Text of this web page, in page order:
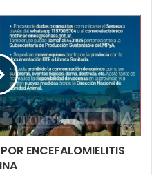
ENCEFALOMIELITIS